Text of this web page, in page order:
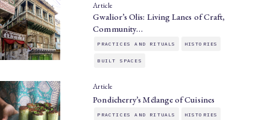
Article
Gwalior’s Olis: Living Lanes of Craft,
Community…
PRACTICES AND RITUALS HISTORIES
BUILT SPACES
Article
Pondicherry’s Mélange of Cuisines
PRACTICES AND RITUALS HISTORIES